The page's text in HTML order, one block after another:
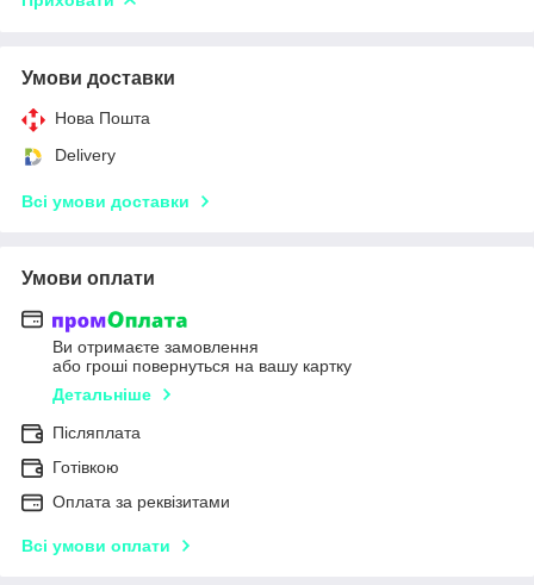
Умови доставки
Нова Пошта
Delivery
Всі умови доставки
Умови оплати
Ви отримаєте замовлення
або гроші повернуться на вашу картку
Детальніше
Післяплата
Готівкою
Оплата за реквізитами
Всі умови оплати